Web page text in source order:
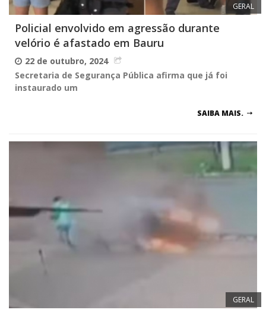
GERAL
Policial envolvido em agressão durante
velório é afastado em Bauru
22 de outubro, 2024
Secretaria de Segurança Pública afirma que já foi
instaurado um
SAIBA MAIS.
GERAL